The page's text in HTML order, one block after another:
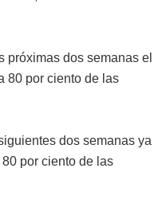
próximas dos semanas el
80 por ciento de las
dos semanas ya
por ciento de las